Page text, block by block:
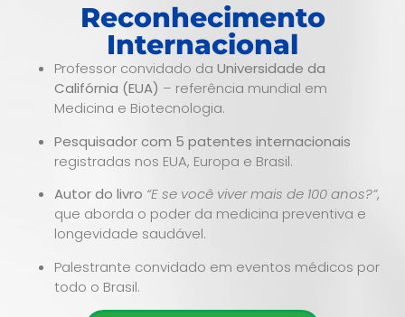
Reconhecimento
Internacional
Professor convidado da Universidade da
Califórnia (EUA) – referência mundial em
Medicina e Biotecnologia.
Pesquisador com 5 patentes internacionais
registradas nos EUA, Europa e Brasil.
Autor do livro “E se você viver mais de 100 anos?”,
que aborda o poder da medicina preventiva e
longevidade saudável.
Palestrante convidado em eventos médicos por
todo o Brasil.